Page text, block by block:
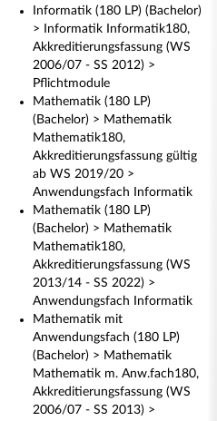
Informatik (180 LP) (Bachelor)
> Informatik Informatik180,
Akkreditierungsfassung (WS
2006/07 - SS 2012) >
Pflichtmodule
Mathematik (180 LP)
(Bachelor) > Mathematik
Mathematik180,
Akkreditierungsfassung gültig
ab WS 2019/20 >
Anwendungsfach Informatik
Mathematik (180 LP)
(Bachelor) > Mathematik
Mathematik180,
Akkreditierungsfassung (WS
2013/14 - SS 2022) >
Anwendungsfach Informatik
Mathematik mit
Anwendungsfach (180 LP)
(Bachelor) > Mathematik
Mathematik m. Anw.fach180,
Akkreditierungsfassung (WS
2006/07 - SS 2013) >